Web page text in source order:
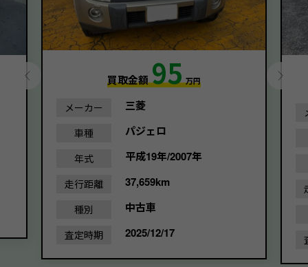
買取金額95 万円
メーカー 三菱
車種 パジェロ
年式 平成19年/2007年
走行距離 37,659km
種別 中古車
査定時期 2025/12/17